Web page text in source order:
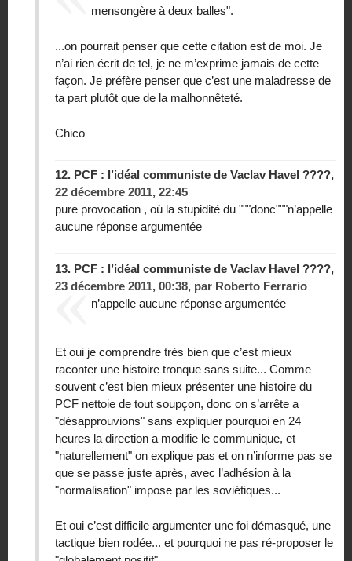
mensongère à deux balles".
...on pourrait penser que cette citation est de moi. Je
n’ai rien écrit de tel, je ne m’exprime jamais de cette
façon. Je préfère penser que c’est une maladresse de
ta part plutôt que de la malhonnêteté.
Chico
12. PCF : l’idéal communiste de Vaclav Havel ????,
22 décembre 2011, 22:45
pure provocation , où la stupidité du """donc"""n’appelle
aucune réponse argumentée
13. PCF : l’idéal communiste de Vaclav Havel ????,
23 décembre 2011, 00:38, par Roberto Ferrario
n’appelle aucune réponse argumentée
Et oui je comprendre très bien que c’est mieux
raconter une histoire tronque sans suite... Comme
souvent c’est bien mieux présenter une histoire du
PCF nettoie de tout soupçon, donc on s’arrête a
"désapprouvions" sans expliquer pourquoi en 24
heures la direction a modifie le communique, et
"naturellement" on explique pas et on n’informe pas se
que se passe juste après, avec l’adhésion à la
"normalisation" impose par les soviétiques...
Et oui c’est difficile argumenter une foi démasqué, une
tactique bien rodée... et pourquoi ne pas ré-proposer le